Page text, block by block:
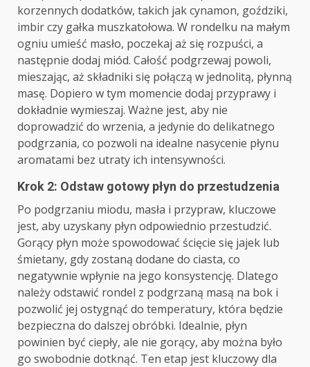
korzennych dodatków, takich jak cynamon, goździki,
imbir czy gałka muszkatołowa. W rondelku na małym
ogniu umieść masło, poczekaj aż się rozpuści, a
następnie dodaj miód. Całość podgrzewaj powoli,
mieszając, aż składniki się połączą w jednolitą, płynną
masę. Dopiero w tym momencie dodaj przyprawy i
dokładnie wymieszaj. Ważne jest, aby nie
doprowadzić do wrzenia, a jedynie do delikatnego
podgrzania, co pozwoli na idealne nasycenie płynu
aromatami bez utraty ich intensywności.
Krok 2: Odstaw gotowy płyn do przestudzenia
Po podgrzaniu miodu, masła i przypraw, kluczowe
jest, aby uzyskany płyn odpowiednio przestudzić.
Gorący płyn może spowodować ścięcie się jajek lub
śmietany, gdy zostaną dodane do ciasta, co
negatywnie wpłynie na jego konsystencję. Dlatego
należy odstawić rondel z podgrzaną masą na bok i
pozwolić jej ostygnąć do temperatury, która będzie
bezpieczna do dalszej obróbki. Idealnie, płyn
powinien być ciepły, ale nie gorący, aby można było
go swobodnie dotknąć. Ten etap jest kluczowy dla